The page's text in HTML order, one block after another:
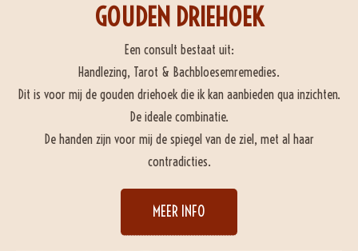
GOUDEN DRIEHOEK
Een consult bestaat uit:
Handlezing, Tarot & Bachbloesemremedies.
Dit is voor mij de gouden driehoek die ik kan aanbieden qua inzichten.
De ideale combinatie.
De handen zijn voor mij de spiegel van de ziel, met al haar
contradicties.
MEER INFO